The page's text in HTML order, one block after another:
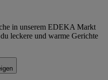
in unserem EDEKA Markt
leckere und warme Gerichte